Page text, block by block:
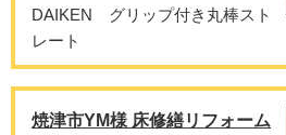
DAIKEN グリップ付き丸棒スト
レート
焼津市YM様 床修繕リフォーム